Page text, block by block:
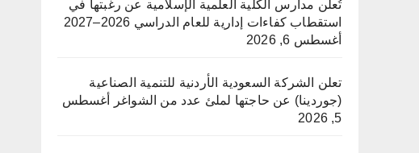
تُعلن مدارس الكلية العلمية الإسلامية عن رغبتها في
استقطاب كفاءات إدارية للعام الدراسي 2026–2027
أغسطس 6, 2026
تعلن الشركة السعودية الأردنية للتنمية الصناعية
(جوردينا) عن حاجتها لملئ عدد من الشواغر
أغسطس
5, 2026